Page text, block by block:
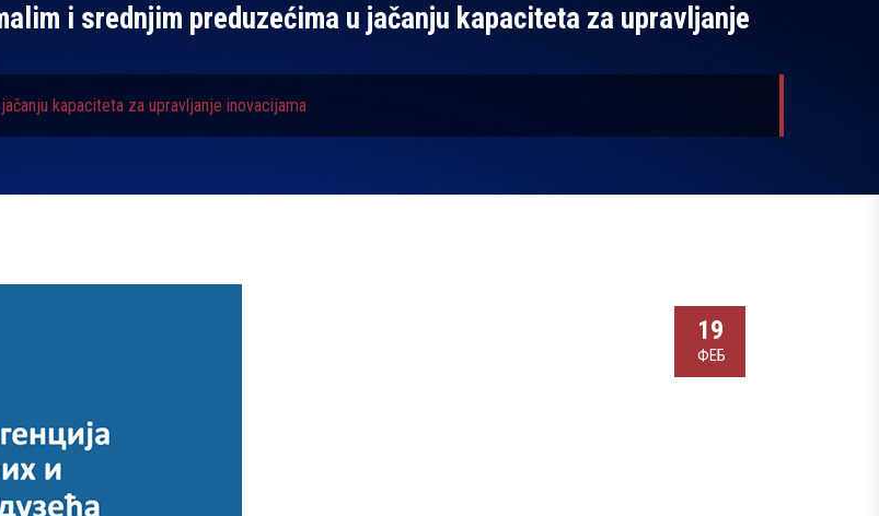
i srednjim preduzećima u jačanju kapaciteta za upravljanje
kapaciteta za upravljanje inovacijama
19
ФЕБ